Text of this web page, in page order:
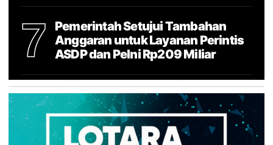
7
Pemerintah Setujui Tambahan
Anggaran untuk Layanan Perintis
ASDP dan Pelni Rp209 Miliar